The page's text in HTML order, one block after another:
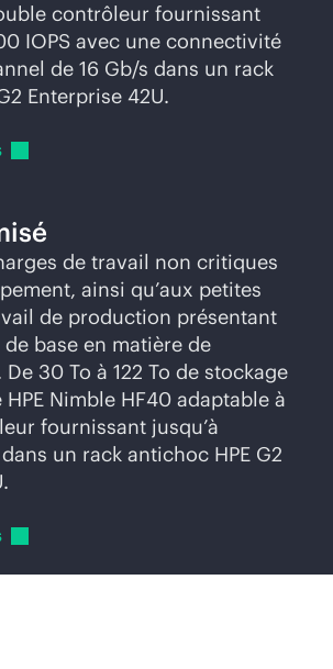
contrôleur fournissant
IOPS avec une connectivité
de 16 Gb/s dans un rack
Enterprise 42U.
de travail non critiques
ainsi qu’aux petites
de production présentant
base en matière de
30 To à 122 To de stockage
Nimble HF40 adaptable à
fournissant jusqu’à
un rack antichoc HPE G2